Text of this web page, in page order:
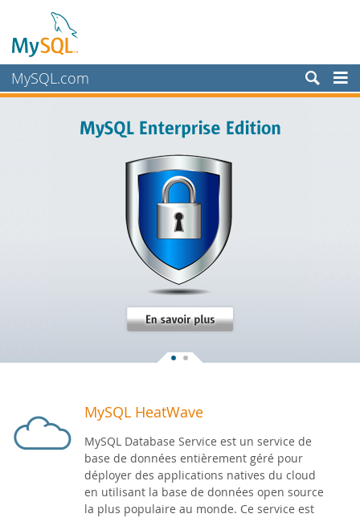
MySQL.com
Nouveautés & Evénements
Zone Développeurs
MySQL HeatWave
MySQL Database Service est un service de
base de données entièrement géré pour
déployer des applications natives du cloud
en utilisant la base de données open source
la plus populaire au monde. Ce service est